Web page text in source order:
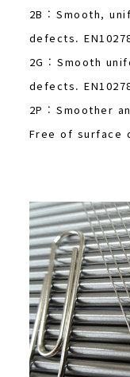
2B : Smooth,
defects.
2G : Smooth
defects.
2P : Smoother
Free of surface